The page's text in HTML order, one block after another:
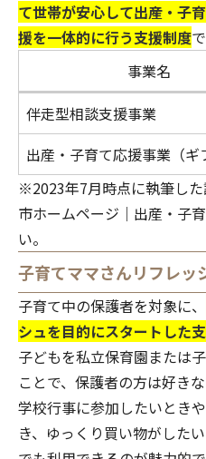
て世帯が安心して出産・子
援を一体的に行う支援制度
事業名
伴走型相談支援事業
出産・子育て応援事業（ギ
※2023年7月時点に執筆し
市ホームページ｜出産・子
い。
子育てママさんリフレッ
子育て中の保護者を対象に、
シュを目的にスタートした
子どもを私立保育園または
ことで、保護者の方は好き
学校行事に参加したいとき
き、ゆっくり買い物がした